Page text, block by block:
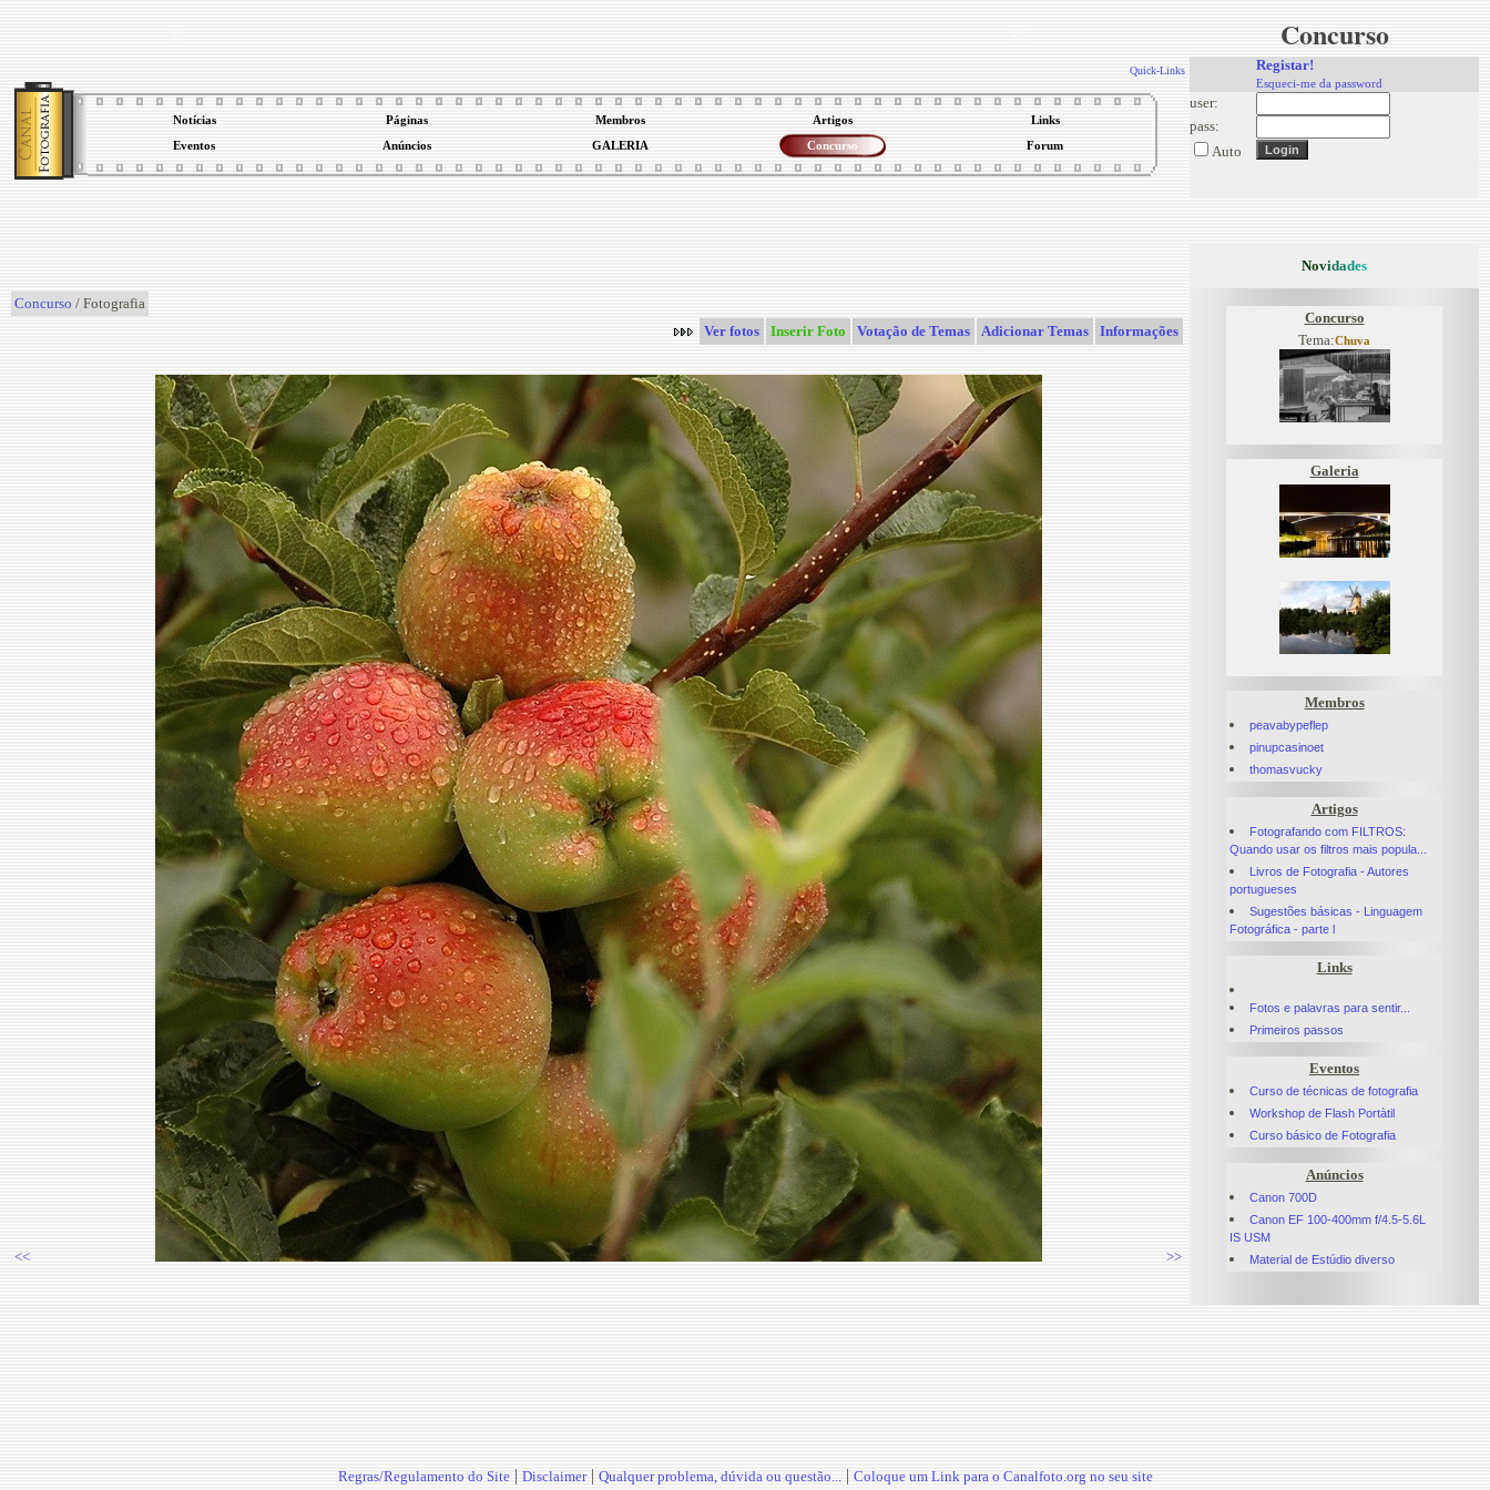
Quick-Links
Notícias Páginas Membros Artigos Links
Eventos Anúncios GALERIA Concurso Forum
Concurso / Fotografia
Ver fotos
Inserir Foto Votação de Temas Adicionar Temas Informações
<< >>
Concurso
Registar!
Esqueci-me da password
user:
pass:
Auto
Novidades
Concurso
Tema:Chuva
Galeria
Membros
peavabypeflep
pinupcasinoet
thomasvucky
Artigos
Fotografando com FILTROS:
Quando usar os filtros mais popula...
Livros de Fotografia - Autores
portugueses
Sugestões básicas - Linguagem
Fotográfica - parte l
Links
Fotos e palavras para sentir...
Primeiros passos
Eventos
Curso de técnicas de fotografia
Workshop de Flash Portàtil
Curso básico de Fotografia
Anúncios
Canon 700D
Canon EF 100-400mm f/4.5-5.6L
IS USM
Material de Estúdio diverso
Regras/Regulamento do Site| Disclaimer| Qualquer problema, dúvida ou questão... | Coloque um Link para o Canalfoto.org no seu site